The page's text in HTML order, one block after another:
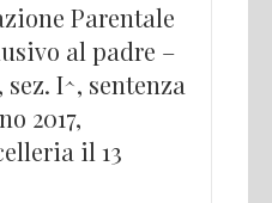
Parentale
al padre –
I^, sentenza
2017,
il 13